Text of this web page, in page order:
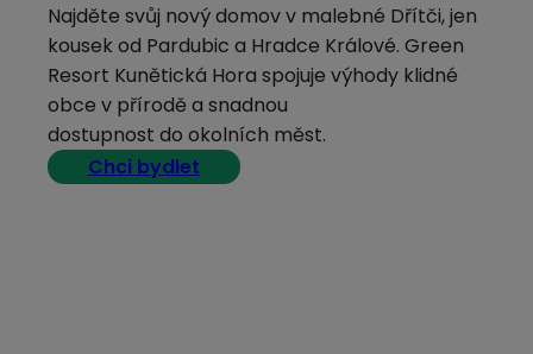
Najděte svůj nový domov v malebné Dřítči, jen
kousek od Pardubic a Hradce Králové. Green
Resort Kunětická Hora spojuje výhody klidné
obce v přírodě a snadnou
dostupnost do okolních měst.
Chci bydlet